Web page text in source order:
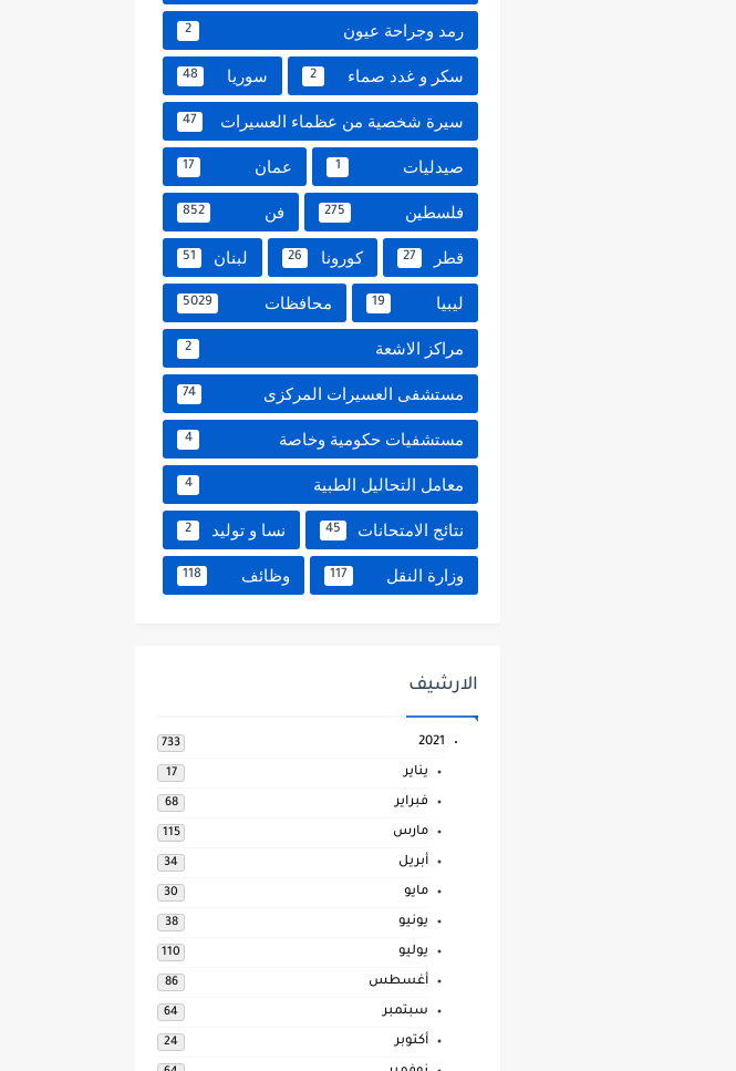
رمد وجراحة عيون 2
سكر و غدد صماء 2 سوريا 48
سيرة شخصية من عظماء العسيرات 47
صيدليات 1 عمان 17
فلسطين 275 فن 852
قطر 27 كورونا 26 لبنان 51
ليبيا 19 محافظات 5029
مراكز الاشعة 2
مستشفى العسيرات المركزى 74
مستشفيات حكومية وخاصة 4
معامل التحاليل الطبية 4
نتائج الامتحانات 45 نسا و توليد 2
وزارة النقل 117 وظائف 118
الارشيف
2021
733
يناير 17
فبراير 68
مارس 115
أبريل 34
مايو 30
يونيو 38
يوليو 110
أغسطس 86
سبتمبر 64
أكتوبر 24